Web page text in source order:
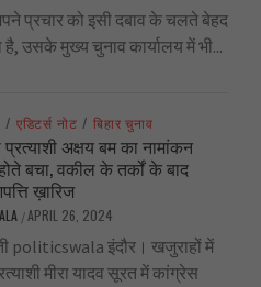
प्रचार को इसी दबाव के चलते बेहद
है, उसके मुख्य चुनाव कार्यालय में भी...
/ एडिटर्स नोट / बिहार चुनाव
अक्षय बम का नामांकन
बचा, वकील के तर्कों के बाद
ख़ारिज
/APRIL 26, 2024
politicswala इंदौर। खजुराहों में
मीरा यादव सूरत में कांग्रेस